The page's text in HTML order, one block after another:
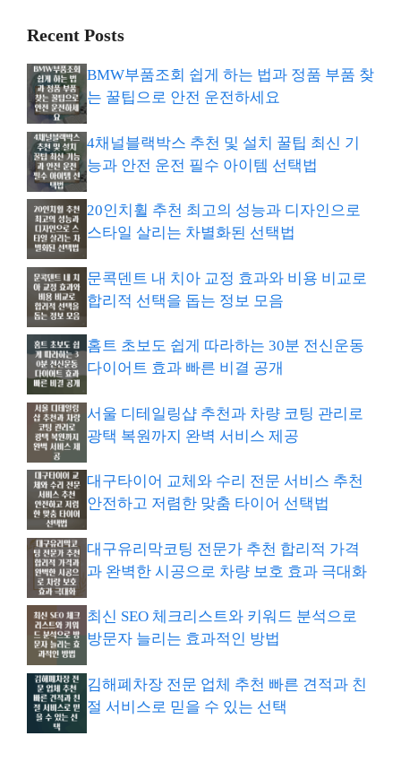
Recent Posts
BMW부품조회 쉽게 하는 법과 정품 부품 찾
는 꿀팁으로 안전 운전하세요
4채널블랙박스 추천 및 설치 꿀팁 최신 기
능과 안전 운전 필수 아이템 선택법
20인치휠 추천 최고의 성능과 디자인으로
스타일 살리는 차별화된 선택법
문콕덴트 내 치아 교정 효과와 비용 비교로
합리적 선택을 돕는 정보 모음
홈트 초보도 쉽게 따라하는 30분 전신운동
다이어트 효과 빠른 비결 공개
서울 디테일링샵 추천과 차량 코팅 관리로
광택 복원까지 완벽 서비스 제공
대구타이어 교체와 수리 전문 서비스 추천
안전하고 저렴한 맞춤 타이어 선택법
대구유리막코팅 전문가 추천 합리적 가격
과 완벽한 시공으로 차량 보호 효과 극대화
최신 SEO 체크리스트와 키워드 분석으로
방문자 늘리는 효과적인 방법
김해폐차장 전문 업체 추천 빠른 견적과 친
절 서비스로 믿을 수 있는 선택